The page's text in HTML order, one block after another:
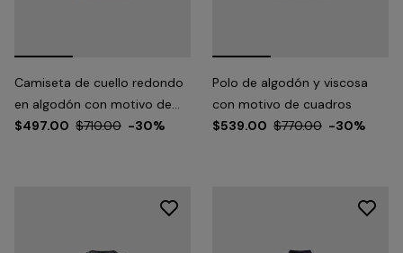
Camiseta de cuello redondo
en algodón con motivo de
serpiente degradado
$497.00 $710.00 -30%
Polo de algodón y viscosa
con motivo de cuadros
$539.00 $770.00 -30%